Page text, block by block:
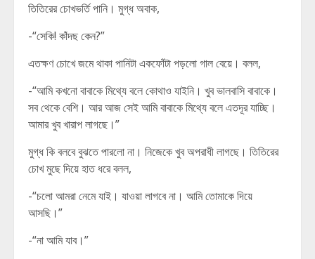
তিতিরের চোখভর্তি পানি। মুগ্ধ অবাক,
-“সেকি! কাঁদছ কেন?”
এতক্ষণ চোখে জমে থাকা পানিটা একফোঁটা পড়লো গাল বেয়ে। বলল,
-“আমি কখনো বাবাকে মিথ্যে বলে কোথাও যাইনি। খুব ভালবাসি বাবাকে।
সব থেকে বেশি। আর আজ সেই আমি বাবাকে মিথ্যে বলে এতদূর যাচ্ছি।
আমার খুব খারাপ লাগছে।”
মুগ্ধ কি বলবে বুঝতে পারলো না। নিজেকে খুব অপরাধী লাগছে। তিতিরের
চোখ মুছে দিয়ে হাত ধরে বলল,
-“চলো আমরা নেমে যাই। যাওয়া লাগবে না। আমি তোমাকে দিয়ে
আসছি।”
-“না আমি যাব।”